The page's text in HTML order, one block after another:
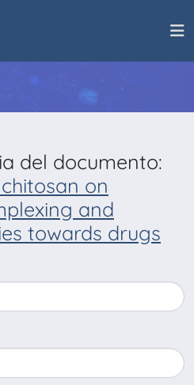
del documento:
on
and
towards drugs